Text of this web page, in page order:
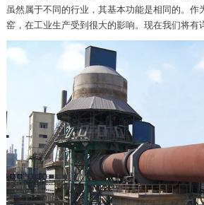
虽然属于不同的行业，其基本功能是相同的。作
窑，在工业生产受到很大的影响。现在我们将有